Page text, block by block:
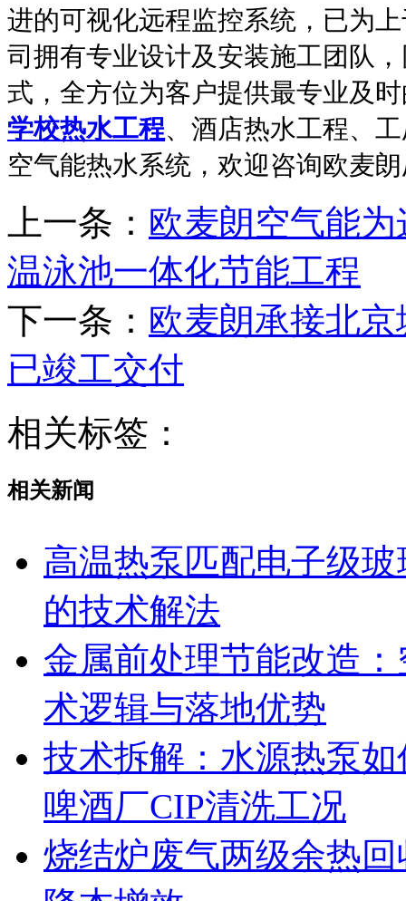
进的可视化远程监控系统，已为
司拥有专业设计及安装施工团队
式，全方位为客户提供最专业及
学校热水工程、酒店热水工程、
空气能热水系统，欢迎咨询欧麦
上一条： 欧麦朗空气能
温泳池一体化节能工程
下一条： 欧麦朗承接北
已竣工交付
相关标签：
相关新闻
高温热泵匹配电子级
的技术解法
金属前处理节能改造
术逻辑与落地优势
技术拆解：水源热泵
啤酒厂CIP清洗工况
烧结炉废气两级余热